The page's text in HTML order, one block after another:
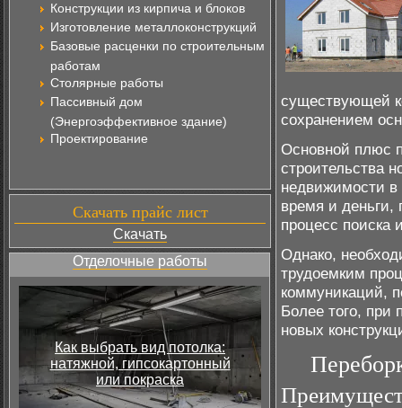
Конструкции из кирпича и блоков
Изготовление металлоконструкций
Базовые расценки по строительным
работам
Столярные работы
Пассивный дом
(Энергоэффективное здание)
Проектирование
Скачать прайс лист
Скачать
Отделочные работы
Как выбрать вид потолка:
натяжной, гипсокартонный
или покраска
существующей
сохранением
Основной плюс
строительства
недвижимости в
время и деньги,
процесс поиска
Однако,
трудоемким
коммуникаций,
Более того, при
новых